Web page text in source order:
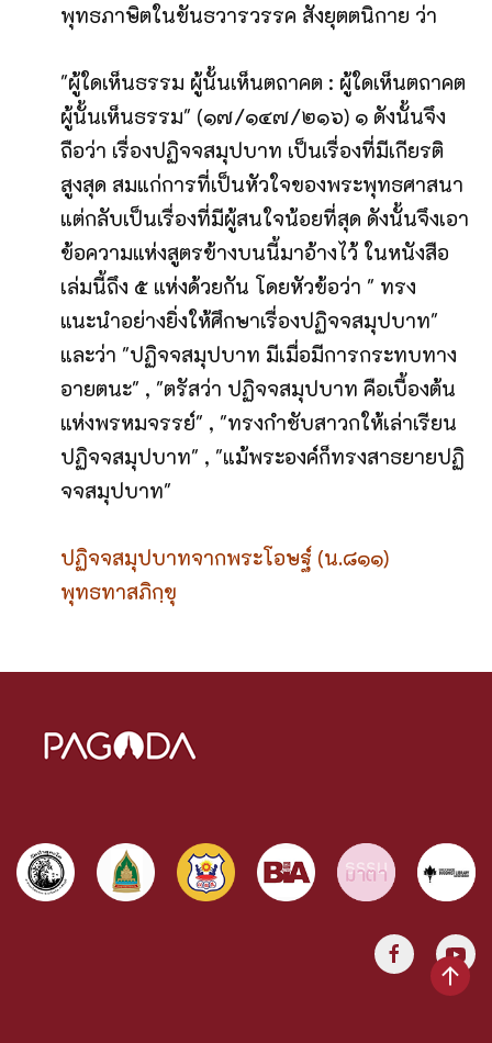
พุทธภาษิตในขันธวารวรรค สังยุตตนิกาย ว่า
"ผู้ใดเห็นธรรม ผู้นั้นเห็นตถาคต : ผู้ใดเห็นตถาคต
ผู้นั้นเห็นธรรม" (๑๗/๑๔๗/๒๑๖) ๑ ดังนั้นจึง
ถือว่า เรื่องปฏิจจสมุปบาท เป็นเรื่องที่มีเกียรติ
สูงสุด สมแก่การที่เป็นหัวใจของพระพุทธศาสนา
แต่กลับเป็นเรื่องที่มีผู้สนใจน้อยที่สุด ดังนั้นจึงเอา
ข้อความแห่งสูตรข้างบนนี้มาอ้างไว้ ในหนังสือ
เล่มนี้ถึง ๕ แห่งด้วยกัน โดยหัวข้อว่า " ทรง
แนะนำอย่างยิ่งให้ศึกษาเรื่องปฏิจจสมุปบาท"
และว่า "ปฏิจจสมุปบาท มีเมื่อมีการกระทบทาง
อายตนะ" , "ตรัสว่า ปฏิจจสมุปบาท คือเบื้องต้น
แห่งพรหมจรรย์" , "ทรงกำชับสาวกให้เล่าเรียน
ปฏิจจสมุปบาท" , "แม้พระองค์ก็ทรงสาธยายปฏิ
จจสมุปบาท"
ปฏิจจสมุปบาทจากพระโอษฐ์ (น.๘๑๑)
พุทธทาสภิกฺขุ